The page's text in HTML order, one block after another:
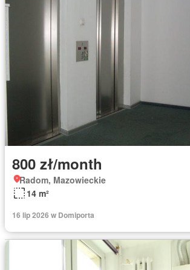
800 zł/month
Radom, Mazowieckie
14 m²
16 lip 2026 w Domiporta